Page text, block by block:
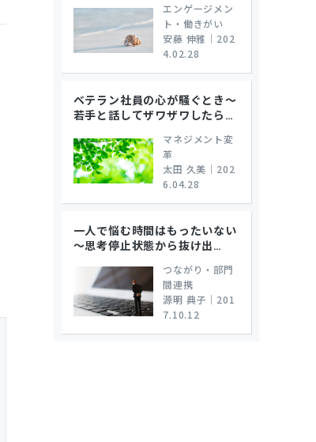
エンゲージメン
ト・働きがい
安藤 伸雅 ｜ 202
4.02.28
ベテラン社員の心が騒ぐとき～
若手と話してザワザワしたら …
マネジメント変
革
太田 久美 ｜ 202
6.04.28
一人で悩む時間はもったいない
～思考停止状態から抜け出…
つながり・部門
間連携
源明 典子 ｜ 201
7.10.12